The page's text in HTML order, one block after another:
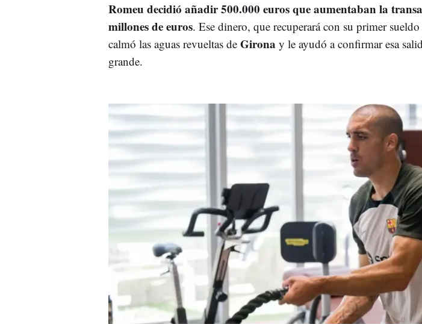
Romeu decidió añadir 500.000 euros que aumentaban la
millones de euros. Ese dinero, que recuperará con su primer
calmó las aguas revueltas de Girona y le ayudó a confirmar esa
grande.